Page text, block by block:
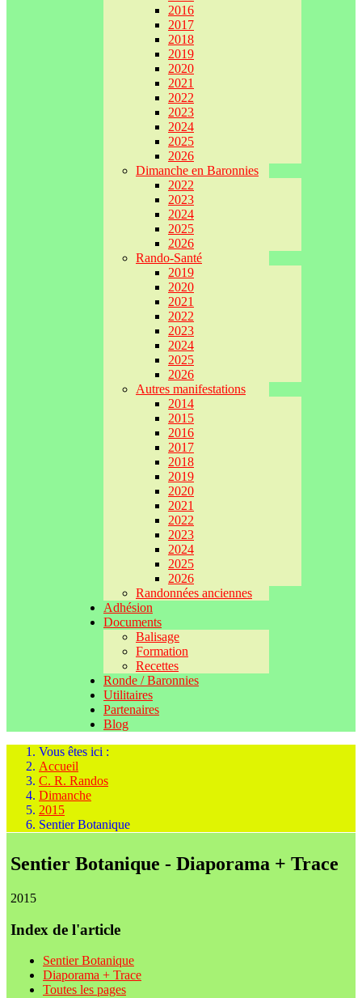
2016
2017
2018
2019
2020
2021
2022
2023
2024
2025
2026
Dimanche en Baronnies
2022
2023
2024
2025
2026
Rando-Santé
2019
2020
2021
2022
2023
2024
2025
2026
Autres manifestations
2014
2015
2016
2017
2018
2019
2020
2021
2022
2023
2024
2025
2026
Randonnées anciennes
Adhésion
Documents
Balisage
Formation
Recettes
Ronde / Baronnies
Utilitaires
Partenaires
Blog
Vous êtes ici :
Accueil
C. R. Randos
Dimanche
2015
Sentier Botanique
Sentier Botanique - Diaporama + Trace
2015
Index de l'article
Sentier Botanique
Diaporama + Trace
Toutes les pages